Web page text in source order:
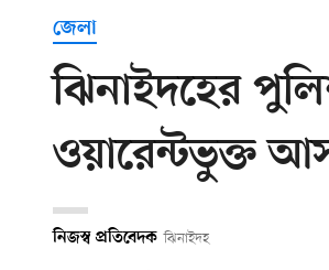
জেলা
ঝিনাইদহের
ওয়ারেন্টভুক্ত
নিজস্ব প্রতিবেদক ঝিনাইদহ